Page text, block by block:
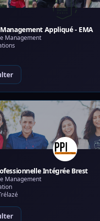
Appliqué - EMA
Management
Intégrée Brest
Management